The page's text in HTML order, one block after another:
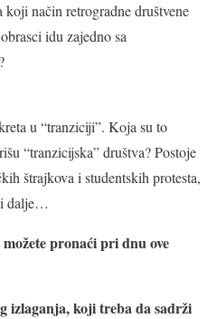
koji način retrogradne društvene
idu zajedno sa
u “tranziciji”. Koja su to
“tranzicijska” društva? Postoje
štrajkova i studentskih protesta,
dalje…
pronaći pri dnu ove
izlaganja, koji treba da sadrži